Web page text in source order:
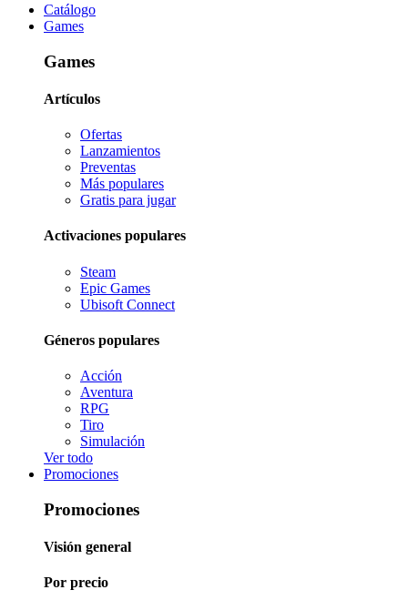
Catálogo
Games
Games
Artículos
Ofertas
Lanzamientos
Preventas
Más populares
Gratis para jugar
Activaciones populares
Steam
Epic Games
Ubisoft Connect
Géneros populares
Acción
Aventura
RPG
Tiro
Simulación
Ver todo
Promociones
Promociones
Visión general
Por precio